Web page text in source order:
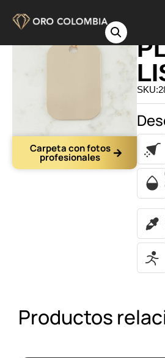
Carpeta con fotos
profesionales
Productos